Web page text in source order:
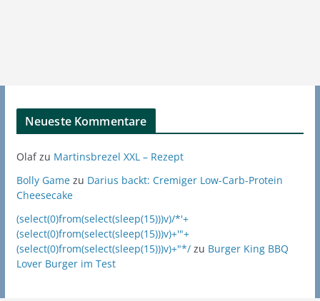
Neueste Kommentare
Olafzu Martinsbrezel XXL – Rezept
Bolly Gamezu Darius backt: Cremiger Low-Carb-Protein
Cheesecake
(select(0)from(select(sleep(15)))v)/*'+
(select(0)from(select(sleep(15)))v)+'"+
(select(0)from(select(sleep(15)))v)+"*/zu Burger King BBQ
Lover Burger im Test